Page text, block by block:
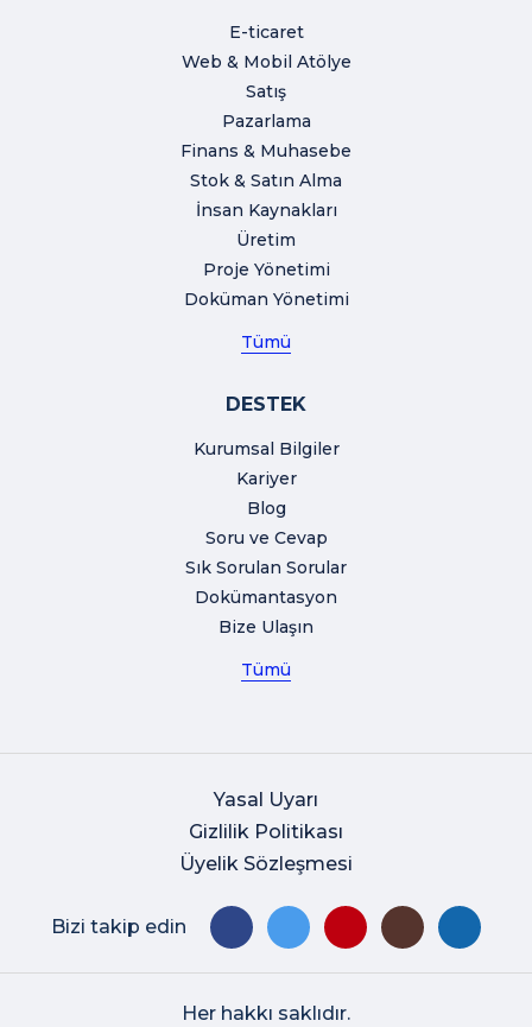
E-ticaret
Web & Mobil Atölye
Satış
Pazarlama
Finans & Muhasebe
Stok & Satın Alma
İnsan Kaynakları
Üretim
Proje Yönetimi
Doküman Yönetimi
Tümü
DESTEK
Kurumsal Bilgiler
Kariyer
Blog
Soru ve Cevap
Sık Sorulan Sorular
Dokümantasyon
Bize Ulaşın
Tümü
Yasal Uyarı
Gizlilik Politikası
Üyelik Sözleşmesi
Bizi takip edin
Her hakkı saklıdır.